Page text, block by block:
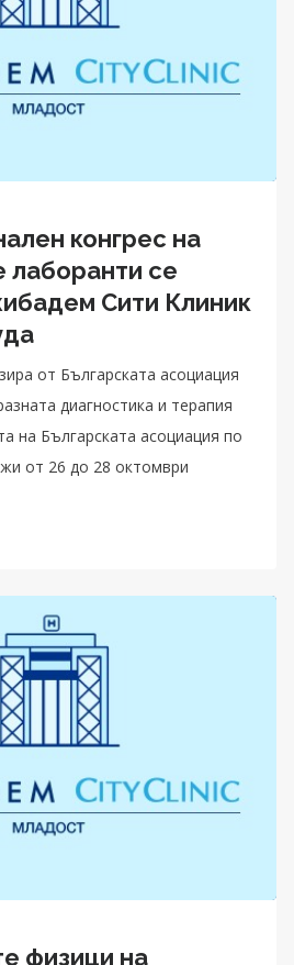
конгрес на
лаборанти се
Сити Клиник
от Българската асоциация
диагностика и терапия
на Българската асоциация по
от 26 до 28 октомври
физици на